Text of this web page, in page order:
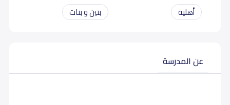
أهلية بنين و بنات
عن المدرسة